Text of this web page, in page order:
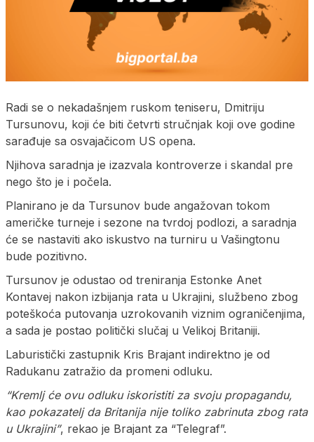
Radi se o nekadašnjem ruskom teniseru, Dmitriju
Tursunovu, koji će biti četvrti stručnjak koji ove godine
sarađuje sa osvajačicom US opena.
Njihova saradnja je izazvala kontroverze i skandal pre
nego što je i počela.
Planirano je da Tursunov bude angažovan tokom
američke turneje i sezone na tvrdoj podlozi, a saradnja
će se nastaviti ako iskustvo na turniru u Vašingtonu
bude pozitivno.
Tursunov je odustao od treniranja Estonke Anet
Kontavej nakon izbijanja rata u Ukrajini, službeno zbog
poteškoća putovanja uzrokovanih viznim ograničenjima,
a sada je postao politički slučaj u Velikoj Britaniji.
Laburistički zastupnik Kris Brajant indirektno je od
Radukanu zatražio da promeni odluku.
“Kremlj će ovu odluku iskoristiti za svoju propagandu,
kao pokazatelj da Britanija nije toliko zabrinuta zbog rata
u Ukrajini”, rekao je Brajant za “Telegraf”.